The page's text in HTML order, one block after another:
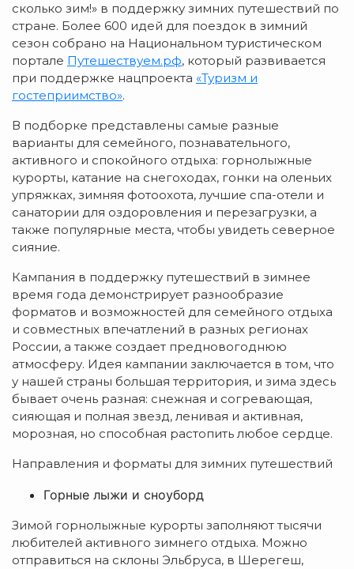
сколько зим!» в поддержку зимних путешествий по
стране. Более 600 идей для поездок в зимний
сезон собрано на Национальном туристическом
портале Путешествуем.рф, который развивается
при поддержке нацпроекта «Туризм и
гостеприимство».
В подборке представлены самые разные
варианты для семейного, познавательного,
активного и спокойного отдыха: горнолыжные
курорты, катание на снегоходах, гонки на оленьих
упряжках, зимняя фотоохота, лучшие спа-отели и
санатории для оздоровления и перезагрузки, а
также популярные места, чтобы увидеть северное
сияние.
Кампания в поддержку путешествий в зимнее
время года демонстрирует разнообразие
форматов и возможностей для семейного отдыха
и совместных впечатлений в разных регионах
России, а также создает предновогоднюю
атмосферу. Идея кампании заключается в том, что
у нашей страны большая территория, и зима здесь
бывает очень разная: снежная и согревающая,
сияющая и полная звезд, ленивая и активная,
морозная, но способная растопить любое сердце.
Направления и форматы для зимних путешествий
Горные лыжи и сноуборд
Зимой горнолыжные курорты заполняют тысячи
любителей активного зимнего отдыха. Можно
отправиться на склоны Эльбруса, в Шерегеш,